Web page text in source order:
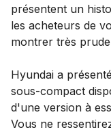
présentent un
les acheteurs de
montrer très
Hyundai a
sous-compact
d'une version à
Vous ne